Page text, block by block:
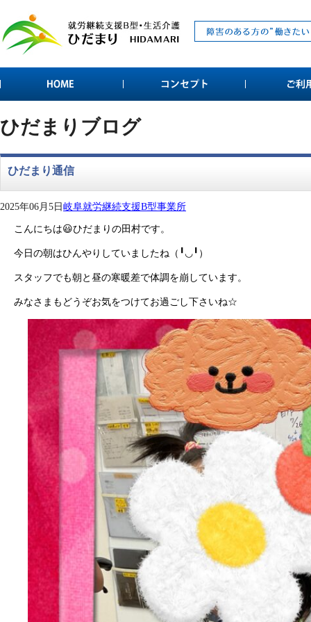
ひだまりブログ
ひだまり通信
2025年06月5日岐阜就労継続支援B型事業所
こんにちは😃ひだまりの田村です。
今日の朝はひんやりしていましたね（╹◡╹）
スタッフでも朝と昼の寒暖差で体調を崩しています。
みなさまもどうぞお気をつけてお過ごし下さいね☆